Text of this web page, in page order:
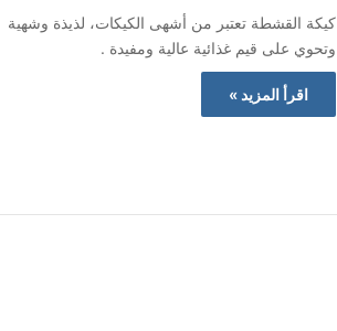
كيكة القشطة تعتبر من أشهى الكيكات، لذيذة وشهية
وتحوي على قيم غذائية عالية ومفيدة .
اقرأ المزيد »